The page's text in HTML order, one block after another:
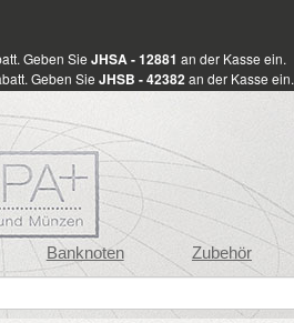
Geben Sie JHSA - 12881 an der Kasse ein.
Geben Sie JHSB - 42382 an der Kasse ein.
Banknoten Zubehör